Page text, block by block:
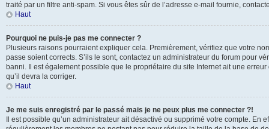
traité par un filtre anti-spam. Si vous êtes sûr de l’adresse e-mail fournie,
Haut
Pourquoi ne puis-je pas me connecter ?
Plusieurs raisons pourraient expliquer cela. Premièrement, vérifiez que votre
passe soient corrects. S’ils le sont, contactez un administrateur du forum pour
banni. Il est également possible que le propriétaire du site Internet ait une
qu’il devra la corriger.
Haut
Je me suis enregistré par le passé mais je ne peux plus me connecter ?!
Il est possible qu’un administrateur ait désactivé ou supprimé votre compte. En